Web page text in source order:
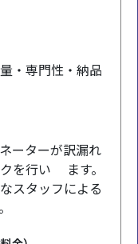
・専門性・納品
ーターが訳漏れ
を行い ます。
スタッフによる